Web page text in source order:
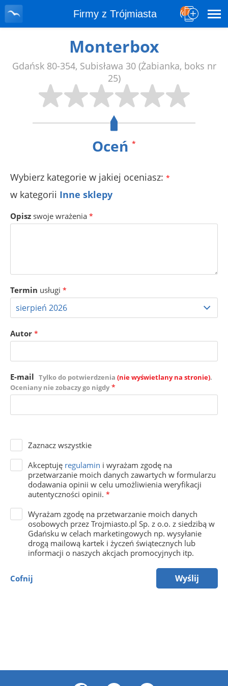
Firmy z Trójmiasta
Monterbox
Gdańsk 80-354, Subisława 30 (Żabianka, boks nr
25)
Oceń *
Wybierz kategorie w jakiej oceniasz: *
w kategorii Inne sklepy
Opisz swoje wrażenia *
Termin usługi *
Autor *
E-mail Tylko do potwierdzenia (nie wyświetlany na stronie).
Oceniany nie zobaczy go nigdy *
Zaznacz wszystkie
Akceptuję regulamin i wyrażam zgodę na
przetwarzanie moich danych zawartych w formularzu
dodawania opinii w celu umożliwienia weryfikacji
autentyczności opinii. *
Wyrażam zgodę na przetwarzanie moich danych
osobowych przez Trojmiasto.pl Sp. z o.o. z siedzibą w
Gdańsku w celach marketingowych np. wysyłanie
drogą mailową kartek i życzeń świątecznych lub
informacji o naszych akcjach promocyjnych itp.
Cofnij Wyślij